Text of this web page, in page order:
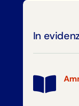
In
